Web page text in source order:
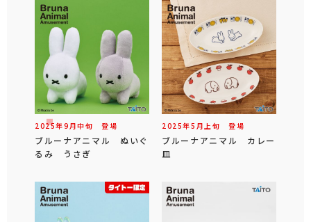
2025年9 月中旬 登場
ブルーナアニマル ぬいぐ
るみ うさぎ
2025年5 月 上旬 登場
ブルーナアニマル カレー
皿